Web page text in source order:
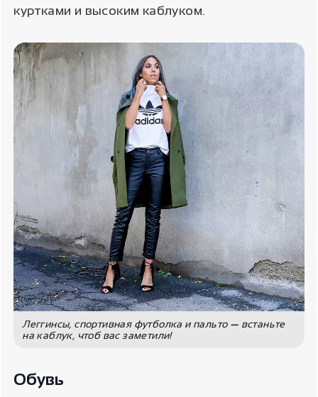
куртками и высоким каблуком.
Леггинсы, спортивная футболка и пальто — встаньте
на каблук, чтоб вас заметили!
Обувь